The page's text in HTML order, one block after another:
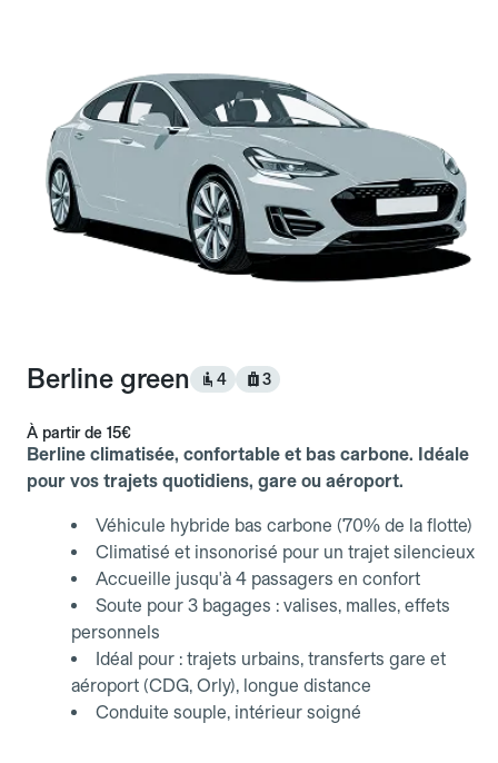
Berline green 4 3
À partir de 15€
Berline climatisée, confortable et bas carbone. Idéale
pour vos trajets quotidiens, gare ou aéroport.
Véhicule hybride bas carbone (70% de la flotte)
Climatisé et insonorisé pour un trajet silencieux
Accueille jusqu'à 4 passagers en confort
Soute pour 3 bagages : valises, malles, effets
personnels
Idéal pour : trajets urbains, transferts gare et
aéroport (CDG, Orly), longue distance
Conduite souple, intérieur soigné